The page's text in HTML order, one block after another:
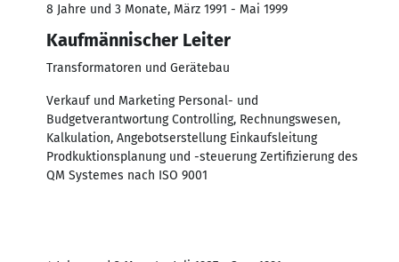
8 Jahre und 3 Monate, März 1991 - Mai 1999
Kaufmännischer Leiter
Transformatoren und Gerätebau
Verkauf und Marketing Personal- und
Budgetverantwortung Controlling, Rechnungswesen,
Kalkulation, Angebotserstellung Einkaufsleitung
Prodkuktionsplanung und -steuerung Zertifizierung des
QM Systemes nach ISO 9001